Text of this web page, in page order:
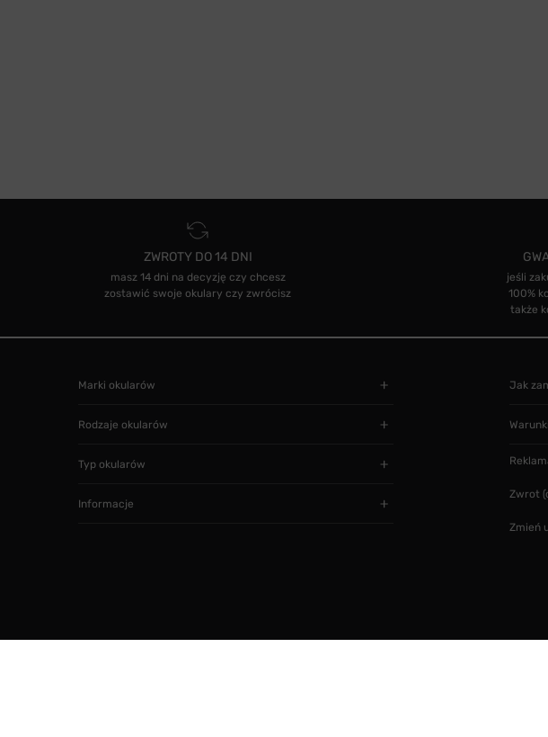
ZWROTY DO 14 DNI
masz 14 dni na decyzję czy chcesz
zostawić swoje okulary czy zwrócisz
jeśli
100%
także
Marki okularów
Rodzaje okularów
Typ okularów
Informacje
Jak
Zwrot
Zmień